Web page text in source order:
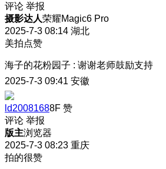
评论 举报
摄影达人荣耀Magic6 Pro
2025-7-3 08:14 湖北
美拍点赞
海子的花粉园子 : 谢谢老师鼓励支持
2025-7-3 09:41 安徽
ld20081688F 赞
评论 举报
版主浏览器
2025-7-3 08:23 重庆
拍的很赞